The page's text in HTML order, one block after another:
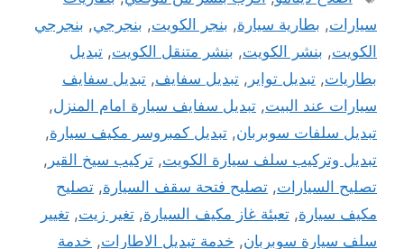
سيارات, بطارية سيارة, بنجر الكويت, بنجرجي, بنجرجي
الكويت, بنشر الكويت, بنشر متنقل الكويت, تبديل
بطاريات, تبديل تواير , تبديل سفايف, تبديل سفايف
سيارات عند البيت, تبديل سفايف سيارة امام المنزل,
تبديل سلفات سوبربان, تبديل كمبروسر مكيف سيارة,
تبديل وتركيب سلف سيارة الكويت, تركيب سيخ القير ,
تصليح السيارات, تصليح فتحة سقف السيارة, تصليح
مكيف سيارة, تعبئة غاز مكيف السيارة, تغير زيت, تغيير
سلف سيارة سوبربان, خدمة تبديل الاطارات, خدمة